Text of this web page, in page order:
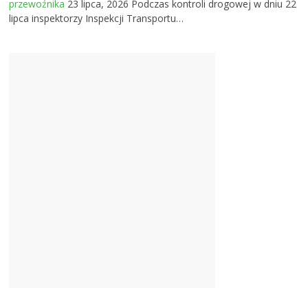
przewoźnika 23 lipca, 2026 Podczas kontroli drogowej w dniu 22
lipca inspektorzy Inspekcji Transportu…